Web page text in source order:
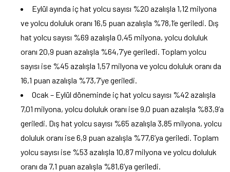
Eylül ayında iç hat yolcu sayısı %20 azalışla 1,12 milyona
ve yolcu doluluk oranı 16,5 puan azalışla %78,1’e geriledi. Dış
hat yolcu sayısı %69 azalışla 0,45 milyona, yolcu doluluk
oranı 20,9 puan azalışla %64,7’ye geriledi. Toplam yolcu
sayısı ise %45 azalışla 1,57 milyona ve yolcu doluluk oranı da
16,1 puan azalışla %73,7’ye geriledi.
Ocak – Eylül döneminde iç hat yolcu sayısı %42 azalışla
7,01 milyona, yolcu doluluk oranı ise 9,0 puan azalışla %83,9’a
geriledi. Dış hat yolcu sayısı %65 azalışla 3,85 milyona, yolcu
doluluk oranı ise 6,9 puan azalışla %77,6’ya geriledi. Toplam
yolcu sayısı ise %53 azalışla 10,87 milyona ve yolcu doluluk
oranı da 7,1 puan azalışla %81,6’ya geriledi.